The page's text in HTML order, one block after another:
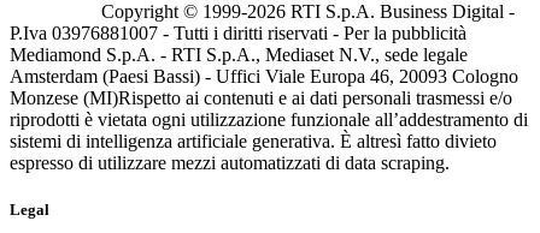
Copyright © 1999-2026 RTI S.p.A. Business Digital -
P.Iva 03976881007 - Tutti i diritti riservati - Per la pubblicità
Mediamond S.p.A. - RTI S.p.A., Mediaset N.V., sede legale
Amsterdam (Paesi Bassi) - Uffici Viale Europa 46, 20093 Cologno
Monzese (MI)Rispetto ai contenuti e ai dati personali trasmessi e/o
riprodotti è vietata ogni utilizzazione funzionale all’addestramento di
sistemi di intelligenza artificiale generativa. È altresì fatto divieto
espresso di utilizzare mezzi automatizzati di data scraping.
Legal